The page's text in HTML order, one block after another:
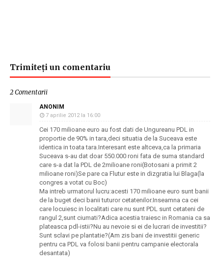
Trimiteți un comentariu
2 Comentarii
ANONIM
7 aprilie 2012 la 16:00
Cei 170 milioane euro au fost dati de Ungureanu PDL in
proportie de 90% in tara,deci situatia de la Suceava este
identica in toata tara.Interesant este altceva,ca la primaria
Suceava s-au dat doar 550.000 roni fata de suma standard
care s-a dat la PDL de 2milioane roni(Botosani a primit 2
milioane roni)Se pare ca Flutur este in dizgratia lui Blaga(la
congres a votat cu Boc)
Ma intreb urmatorul lucru:acesti 170 milioane euro sunt banii
de la buget deci banii tuturor cetatenilor.Inseamna ca cei
care locuiesc in localitati care nu sunt PDL sunt cetateni de
rangul 2,sunt ciumati?Adica acestia traiesc in Romania ca sa
plateasca pdl-istii?Nu au nevoie si ei de lucrari de investitii?
Sunt sclavi pe plantatie?(Am zis bani de investitii generic
pentru ca PDL va folosi banii pentru campanie electorala
desantata)